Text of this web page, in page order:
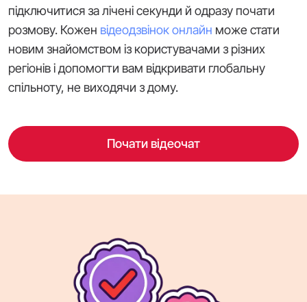
підключитися за лічені секунди й одразу почати
розмову. Кожен відеодзвінок онлайн може стати
новим знайомством із користувачами з різних
регіонів і допомогти вам відкривати глобальну
спільноту, не виходячи з дому.
Почати відеочат